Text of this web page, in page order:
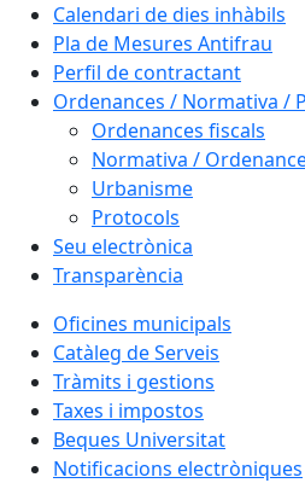
Calendari de dies inhàbils
Pla de Mesures Antifrau
Perfil de contractant
Ordenances / Normativa /
Ordenances fiscals
Normativa /
Urbanisme
Protocols
Seu electrònica
Transparència
Oficines municipals
Catàleg de Serveis
Tràmits i gestions
Taxes i impostos
Beques Universitat
Notificacions electròniques